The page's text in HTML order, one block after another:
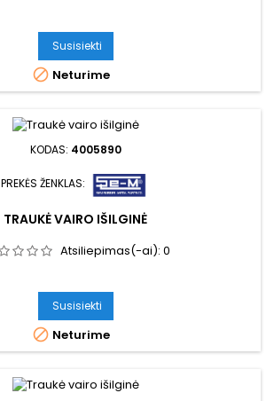
Susisiekti
 Neturime
KODAS: 4005890
PREKĖS ŽENKLAS:
TRAUKĖ VAIRO IŠILGINĖ
Atsiliepimas(-ai): 0
Susisiekti
 Neturime